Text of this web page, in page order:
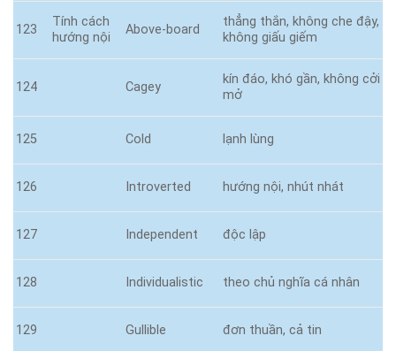
123
Tính cách
hướng nội
Above-board
thẳng thắn, không che đậy,
không giấu giếm
124 Cagey
kín đáo, khó gần, không cởi
mở
125 Cold lạnh lùng
126 Introverted hướng nội, nhút nhát
127 Independent độc lập
128 Individualistic theo chủ nghĩa cá nhân
129 Gullible đơn thuần, cả tin